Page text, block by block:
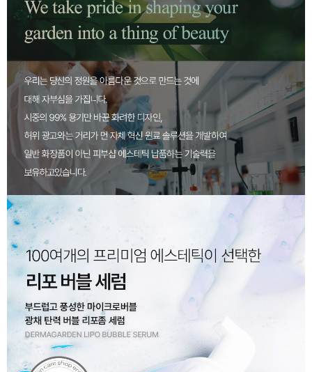
페이코 ID로 페
PAYCO 바로구매